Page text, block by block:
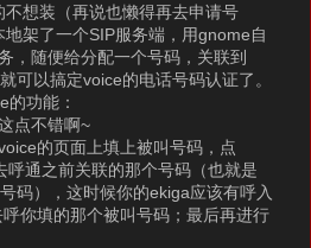
想装（再说也懒得再去申请号
架了一个SIP服务端，用gnome自
，随便给分配一个号码，关联到
可以搞定voice的电话号码认证了。
功能：
点不错啊~
的页面上填上被叫号码，点
呼通之前关联的那个号码（也就是
码），这时候你的ekiga应该有呼入
你填的那个被叫号码；最后再进行